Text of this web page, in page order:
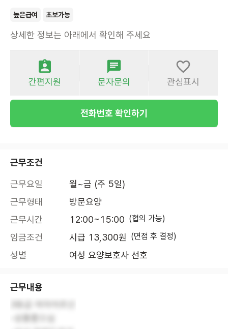
높은급여 초보가능
상세한 정보는 아래에서 확인해 주세요
간편지원 문자문의 관심표시
전화번호 확인하기
근무조건
근무요일
월~금 (주 5일)
근무형태
방문요양
근무시간
12:00~15:00 (협의 가능)
임금조건 시급 13,300원 (면접 후 결정)
성별 여성 요양보호사 선호
근무내용